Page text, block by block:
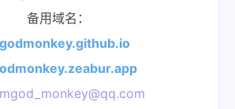
备用域名：
mgod_monkey@qq.com